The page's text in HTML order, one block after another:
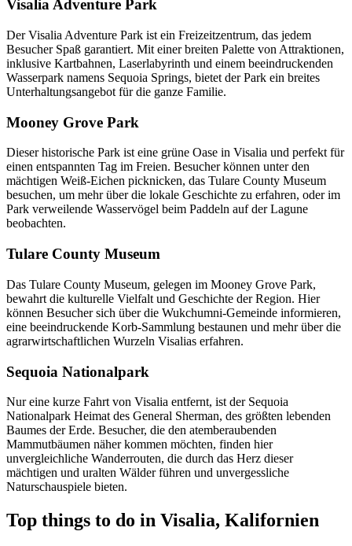
Visalia Adventure Park
Der Visalia Adventure Park ist ein Freizeitzentrum, das jedem
Besucher Spaß garantiert. Mit einer breiten Palette von Attraktionen,
inklusive Kartbahnen, Laserlabyrinth und einem beeindruckenden
Wasserpark namens Sequoia Springs, bietet der Park ein breites
Unterhaltungsangebot für die ganze Familie.
Mooney Grove Park
Dieser historische Park ist eine grüne Oase in Visalia und perfekt für
einen entspannten Tag im Freien. Besucher können unter den
mächtigen Weiß-Eichen picknicken, das Tulare County Museum
besuchen, um mehr über die lokale Geschichte zu erfahren, oder im
Park verweilende Wasservögel beim Paddeln auf der Lagune
beobachten.
Tulare County Museum
Das Tulare County Museum, gelegen im Mooney Grove Park,
bewahrt die kulturelle Vielfalt und Geschichte der Region. Hier
können Besucher sich über die Wukchumni-Gemeinde informieren,
eine beeindruckende Korb-Sammlung bestaunen und mehr über die
agrarwirtschaftlichen Wurzeln Visalias erfahren.
Sequoia Nationalpark
Nur eine kurze Fahrt von Visalia entfernt, ist der Sequoia
Nationalpark Heimat des General Sherman, des größten lebenden
Baumes der Erde. Besucher, die den atemberaubenden
Mammutbäumen näher kommen möchten, finden hier
unvergleichliche Wanderrouten, die durch das Herz dieser
mächtigen und uralten Wälder führen und unvergessliche
Naturschauspiele bieten.
Top things to do in Visalia, Kalifornien